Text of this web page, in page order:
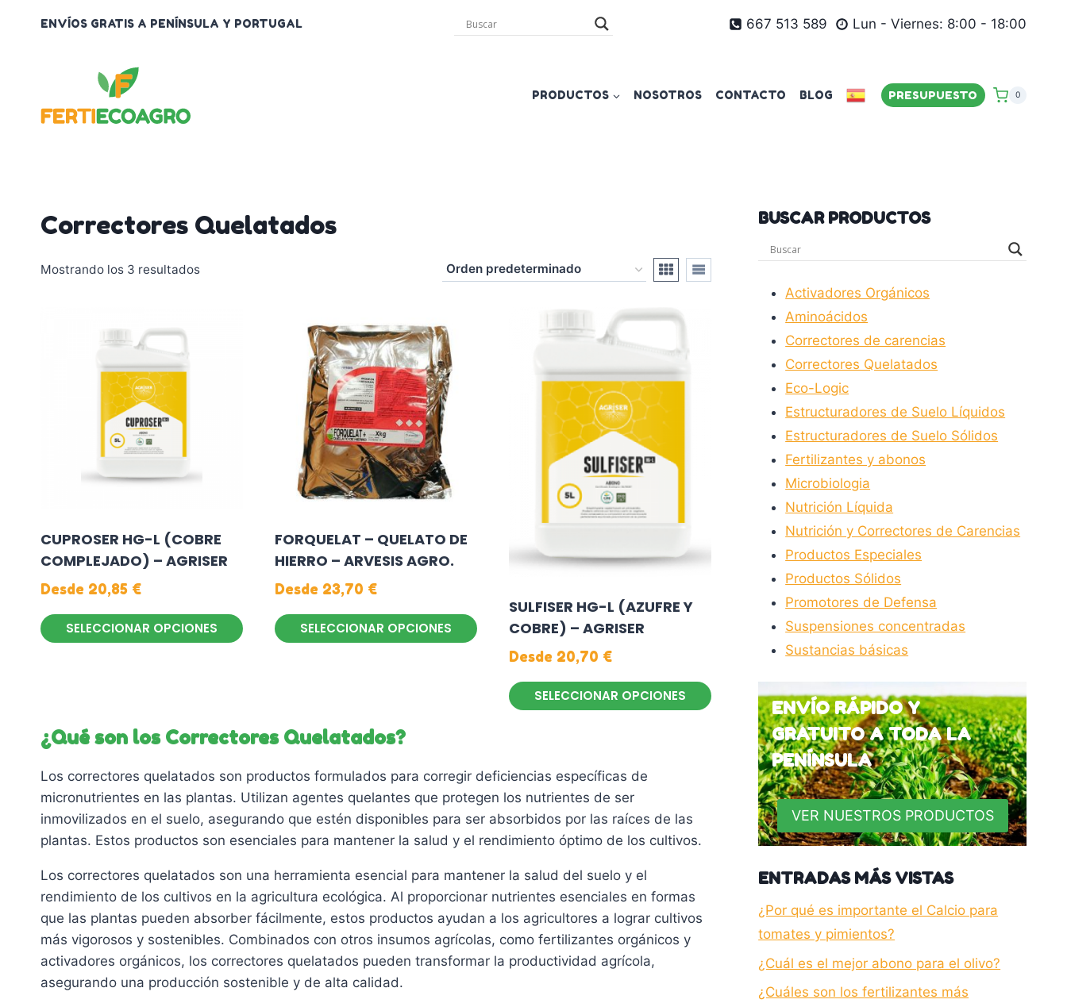
ENVÍOS GRATIS A PENÍNSULA Y PORTUGAL 667 513 589 Lun - Viernes: 8:00 - 18:00
PRODUCTOS NOSOTROS CONTACTO BLOG PRESUPUESTO 0
Correctores Quelatados
Mostrando los 3 resultados
CUPROSER HG-L (COBRE
COMPLEJADO) – AGRISER
Desde 20,85 €
SELECCIONAR OPCIONES
variantes.
opciones
se
pueden
elegir
en
página
de
producto
FORQUELAT – QUELATO DE
HIERRO – ARVESIS AGRO.
Desde 23,70 €
SELECCIONAR OPCIONES
variantes.
opciones
se
pueden
elegir
en
la
página
producto
SULFISER HG-L (AZUFRE Y
COBRE) – AGRISER
Desde 20,70 €
SELECCIONAR OPCIONES
múltiples
variantes.
Las
opciones
se
pueden
elegir
en
la
¿Qué son los Correctores Quelatados?
Los correctores quelatados son productos formulados para corregir deficiencias específicas de
micronutrientes en las plantas. Utilizan agentes quelantes que protegen los nutrientes de ser
inmovilizados en el suelo, asegurando que estén disponibles para ser absorbidos por las raíces de las
plantas. Estos productos son esenciales para mantener la salud y el rendimiento óptimo de los cultivos.
Los correctores quelatados son una herramienta esencial para mantener la salud del suelo y el
rendimiento de los cultivos en la agricultura ecológica. Al proporcionar nutrientes esenciales en formas
que las plantas pueden absorber fácilmente, estos productos ayudan a los agricultores a lograr cultivos
más vigorosos y sostenibles. Combinados con otros insumos agrícolas, como fertilizantes orgánicos y
activadores orgánicos, los correctores quelatados pueden transformar la productividad agrícola,
asegurando una producción sostenible y de alta calidad.
BUSCAR PRODUCTOS
Activadores Orgánicos
Aminoácidos
Correctores de carencias
Correctores Quelatados
Eco-Logic
Estructuradores de Suelo Líquidos
Estructuradores de Suelo Sólidos
Fertilizantes y abonos
Microbiologia
Nutrición Líquida
Nutrición y Correctores de Carencias
Productos Especiales
Productos Sólidos
Promotores de Defensa
Suspensiones concentradas
Sustancias básicas
ENVÍO RÁPIDO Y
GRATUITO A TODA LA
PENÍNSULA
VER NUESTROS PRODUCTOS
ENTRADAS MÁS VISTAS
¿Por qué es importante el Calcio para
tomates y pimientos?
¿Cuál es el mejor abono para el olivo?
¿Cuáles son los fertilizantes más